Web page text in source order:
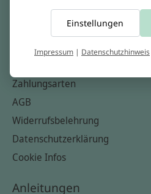
Informationen
Kontakt
Zahlungsarten
AGB
Widerrufsbelehrung
Datenschutzerklärung
Cookie Infos
Anleitungen
Einstellungen
Impressum | Datenschutzhinweis